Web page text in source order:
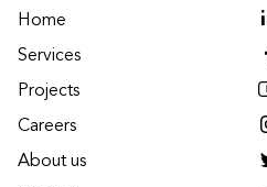
Home
Services
Projects
Careers
About us